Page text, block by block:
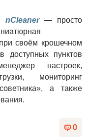
nCleaner— просто
своём крошечном
доступных пунктов
настроек,
мониторинг
а также
0